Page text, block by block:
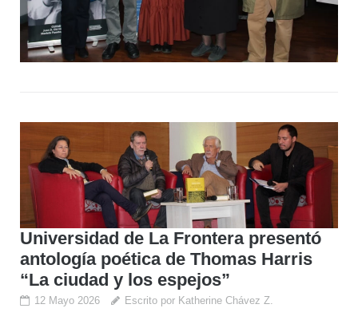
Universidad de La Frontera presentó
antología poética de Thomas Harris
“La ciudad y los espejos”
12 Mayo 2026 Escrito por Katherine Chávez Z.